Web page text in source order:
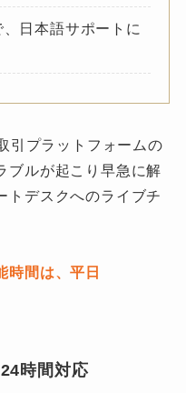
日本語サポートに
引プラットフォームの
ブルが起こり早急に解
トデスクへのライブチ
時間は、平日
時間対応